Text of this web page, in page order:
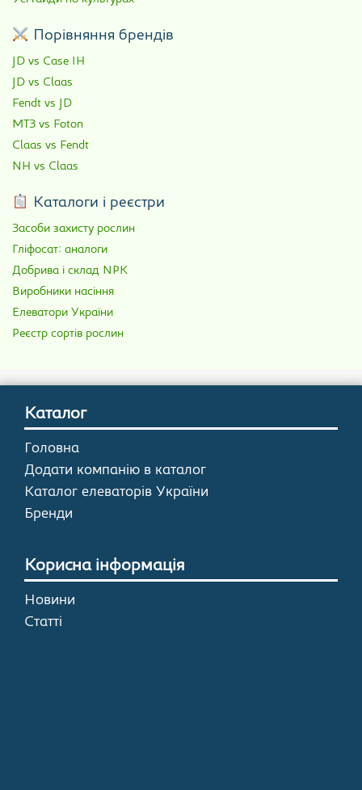
Порівняння брендів
JD vs Case IH
JD vs Claas
Fendt vs JD
МТЗ vs Foton
Claas vs Fendt
NH vs Claas
Каталоги і реєстри
Засоби захисту рослин
Гліфосат: аналоги
Добрива і склад NPK
Виробники насіння
Елеватори України
Реєстр сортів рослин
Каталог
Головна
Додати компанію в каталог
Каталог елеваторів України
Бренди
Корисна інформація
Новини
Статті